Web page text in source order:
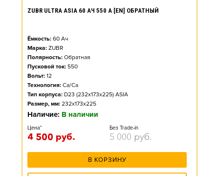
ZUBR ULTRA ASIA 60 АЧ 550 А [EN] ОБРАТНЫЙ
Ёмкость: 60 Ач
Марка: ZUBR
Полярность: Обратная
Пусковой ток: 550
Вольт: 12
Технология: Ca/Ca
Тип корпуса: D23 (232x173x225) ASIA
Размер, мм: 232x173x225
Наличие: В наличии
Цена*
4 500 руб.
Без Trade-in
5 000 руб.
В КОРЗИНУ